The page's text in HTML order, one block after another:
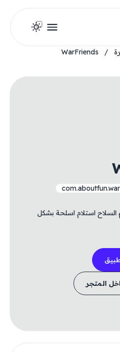
/
WarFriends
السلاح استلام اسلحة بشكل
المتجر